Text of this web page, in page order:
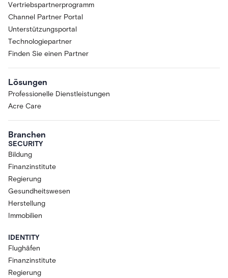
Vertriebspartnerprogramm
Channel Partner Portal
Unterstützungsportal
Technologiepartner
Finden Sie einen Partner
Lösungen
Professionelle Dienstleistungen
Acre Care
Branchen
SECURITY
Bildung
Finanzinstitute
Regierung
Gesundheitswesen
Herstellung
Immobilien
IDENTITY
Flughäfen
Finanzinstitute
Regierung